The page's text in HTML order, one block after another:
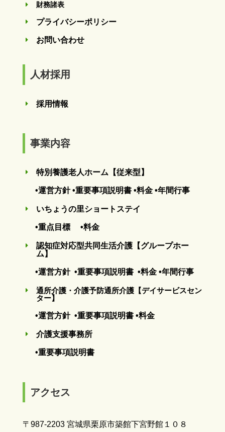
E 財務諸表
E プライバシーポリシー
E お問い合わせ
人材採用
E 採用情報
事業内容
E 特別養護老人ホーム【従来型】
•運営方針 •重要事項説明書 •料金 •年間行事
E いちょうの里ショートステイ
•重点目標 •料金
E
認知症対応型共同生活介護【グループホー
ム】
•運営方針 •重要事項説明書 •料金 •年間行事
E
通所介護・介護予防通所介護【デイサービスセン
ター】
•運営方針 •重要事項説明書 •料金
E 介護支援事務所
•重要事項説明書
アクセス
〒987-2203 宮城県栗原市築館下宮野館１０８